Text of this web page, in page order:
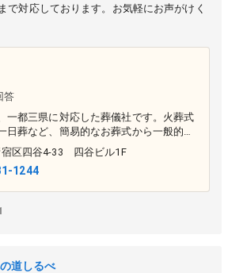
で対応しております。お気軽にお声がけく
答
一都三県に対応した葬儀社です。火葬式
日葬など、簡易的なお葬式から一般的な
相談を承っております。
区四谷4-33 四谷ビル1F
1244
道しるべ